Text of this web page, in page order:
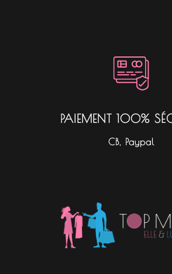
PAIEMENT 100%
CB, Paypal